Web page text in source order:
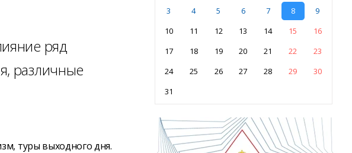
ряд
различные
туры выходного дня.
3
4 5 6 7 8
9
10
11 12 13 14 15
16
17
18 19 20 21 22
23
24
25 26 27 28 29
30
31